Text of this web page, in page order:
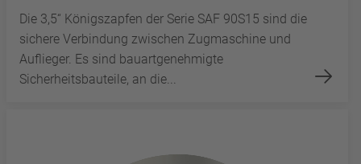
Die 3,5“ Königszapfen der Serie SAF 90S15 sind die
sichere Verbindung zwischen Zugmaschine und
Auflieger. Es sind bauartgenehmigte
Sicherheitsbauteile, an die...